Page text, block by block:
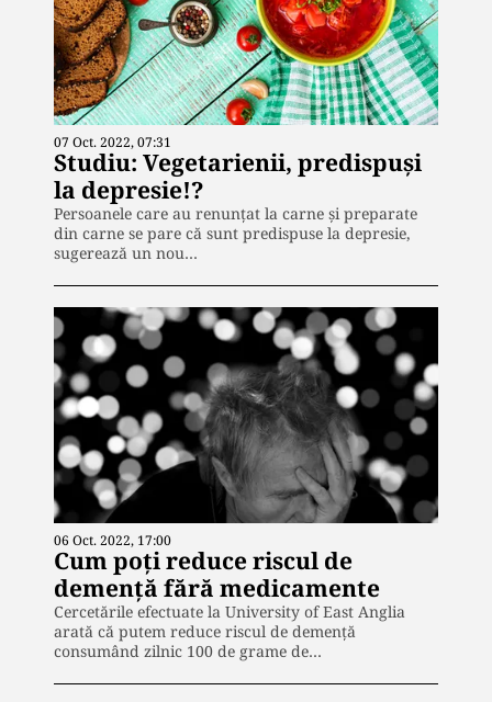
07 Oct. 2022, 07:31
Studiu: Vegetarienii, predispuși
la depresie!?
Persoanele care au renunțat la carne și preparate
din carne se pare că sunt predispuse la depresie,
sugerează un nou…
06 Oct. 2022, 17:00
Cum poți reduce riscul de
demență fără medicamente
Cercetările efectuate la University of East Anglia
arată că putem reduce riscul de demență
consumând zilnic 100 de grame de…